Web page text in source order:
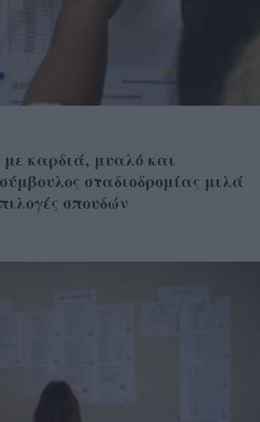
καρδιά, μυαλό και
σταδιοδρομίας μιλά
σπουδών